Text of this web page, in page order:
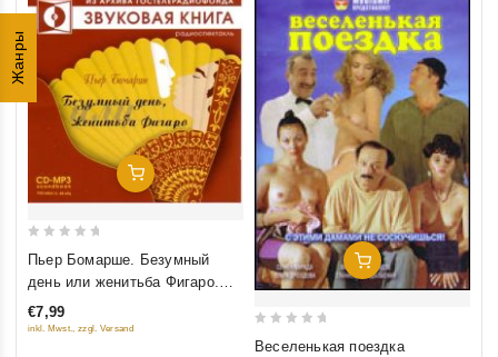
Жанры
Добавить В Корзину
5
Пьер Бомарше. Безумный
день или женитьба Фигаро.
Радиоспектакль (аудиокнига
mp3)
€7,99
inkl. Mwst., zzgl. Versand
Добавить В Корзину
Веселенькая поездка